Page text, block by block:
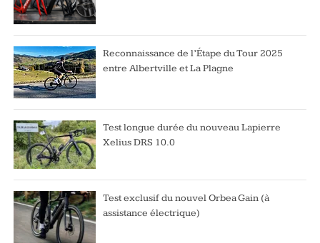
Reconnaissance de l’Étape du Tour 2025
entre Albertville et La Plagne
Test longue durée du nouveau Lapierre
Xelius DRS 10.0
Test exclusif du nouvel Orbea Gain (à
assistance électrique)